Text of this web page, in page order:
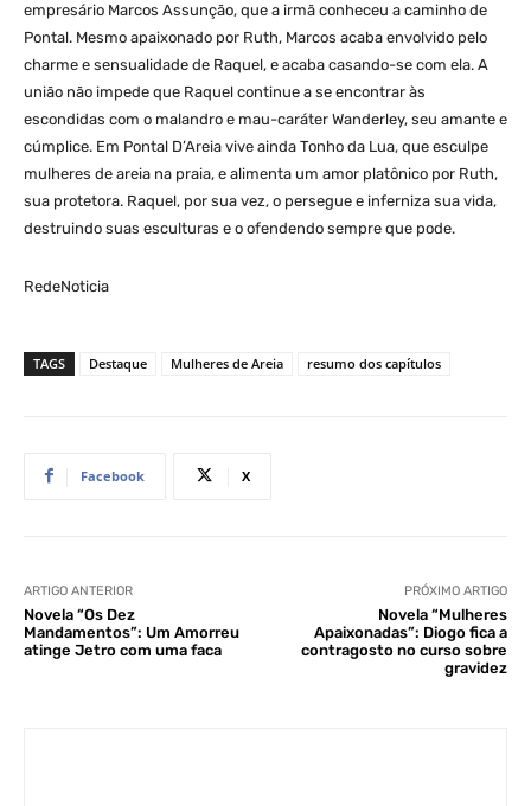
empresário Marcos Assunção, que a irmã conheceu a caminho de
Pontal. Mesmo apaixonado por Ruth, Marcos acaba envolvido pelo
charme e sensualidade de Raquel, e acaba casando-se com ela. A
união não impede que Raquel continue a se encontrar às
escondidas com o malandro e mau-caráter Wanderley, seu amante e
cúmplice. Em Pontal D’Areia vive ainda Tonho da Lua, que esculpe
mulheres de areia na praia, e alimenta um amor platônico por Ruth,
sua protetora. Raquel, por sua vez, o persegue e inferniza sua vida,
destruindo suas esculturas e o ofendendo sempre que pode.
RedeNoticia
TAGS Destaque Mulheres de Areia resumo dos capítulos
Facebook X
ARTIGO ANTERIOR
Novela “Os Dez
Mandamentos”: Um Amorreu
atinge Jetro com uma faca
PRÓXIMO ARTIGO
Novela “Mulheres
Apaixonadas”: Diogo fica a
contragosto no curso sobre
gravidez